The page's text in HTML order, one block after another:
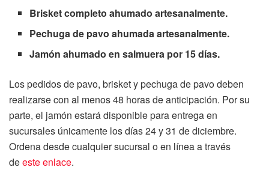
Brisket completo ahumado artesanalmente.
Pechuga de pavo ahumada artesanalmente.
Jamón ahumado en salmuera por 15 días.
Los pedidos de pavo, brisket y pechuga de pavo deben
realizarse con al menos 48 horas de anticipación. Por su
parte, el jamón estará disponible para entrega en
sucursales únicamente los días 24 y 31 de diciembre.
Ordena desde cualquier sucursal o en línea a través
deeste enlace.